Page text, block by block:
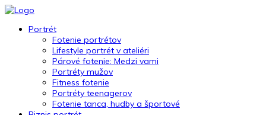
Portrét
Fotenie portrétov
Lifestyle portrét v ateliéri
Párové fotenie: Medzi vami
Portréty mužov
Fitness fotenie
Portréty teenagerov
Fotenie tanca, hudby a športové